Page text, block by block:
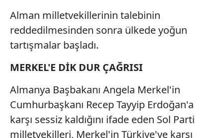
Alman milletvekillerinin talebinin
reddedilmesinden sonra ülkede yoğun
tartışmalar başladı.
MERKEL'E DİK DUR ÇAĞRISI
Almanya Başbakanı Angela Merkel'in
Cumhurbaşkanı Recep Tayyip Erdoğan'a
karşı sessiz kaldığını ifade eden Sol Parti
milletvekilleri, Merkel'in Türkiye'ye karşı